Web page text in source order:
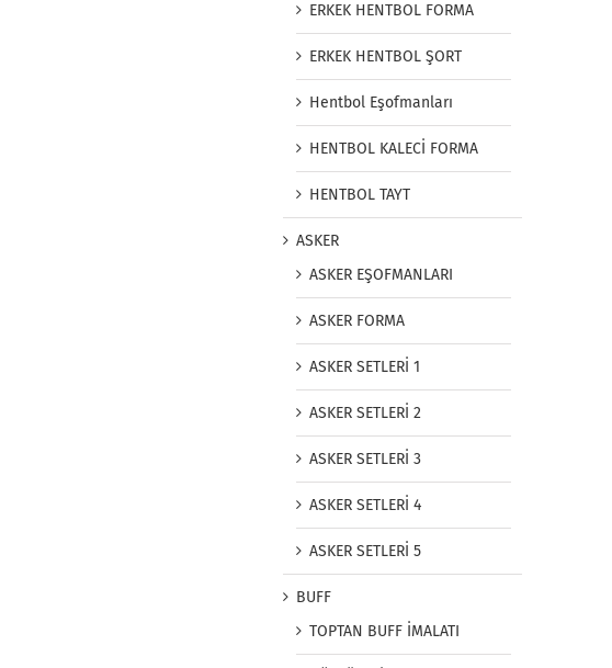
ERKEK HENTBOL FORMA
ERKEK HENTBOL ŞORT
Hentbol Eşofmanları
HENTBOL KALECİ FORMA
HENTBOL TAYT
ASKER
ASKER EŞOFMANLARI
ASKER FORMA
ASKER SETLERİ 1
ASKER SETLERİ 2
ASKER SETLERİ 3
ASKER SETLERİ 4
ASKER SETLERİ 5
BUFF
TOPTAN BUFF İMALATI